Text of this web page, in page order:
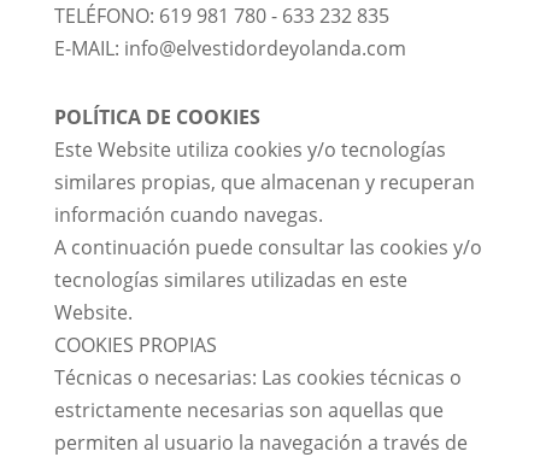
TELÉFONO: 619 981 780 - 633 232 835
E-MAIL: info@elvestidordeyolanda.com
POLÍTICA DE COOKIES
Este Website utiliza cookies y/o tecnologías
similares propias, que almacenan y recuperan
información cuando navegas.
A continuación puede consultar las cookies y/o
tecnologías similares utilizadas en este
Website.
COOKIES PROPIAS
Técnicas o necesarias: Las cookies técnicas o
estrictamente necesarias son aquellas que
permiten al usuario la navegación a través de